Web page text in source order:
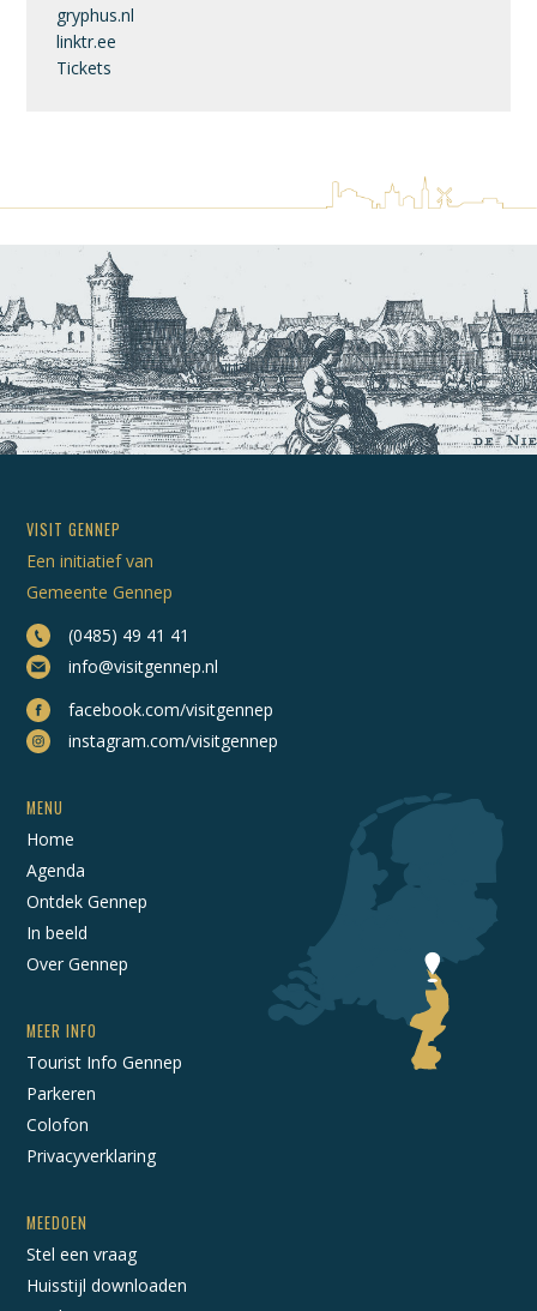
gryphus.nl
linktr.ee
Tickets
VISIT GENNEP
Een initiatief van
Gemeente Gennep
(0485) 49 41 41
info@visitgennep.nl
facebook.com/visitgennep
instagram.com/visitgennep
MENU
Home
Agenda
Ontdek Gennep
In beeld
Over Gennep
MEER INFO
Tourist Info Gennep
Parkeren
Colofon
Privacyverklaring
MEEDOEN
Stel een vraag
Huisstijl downloaden